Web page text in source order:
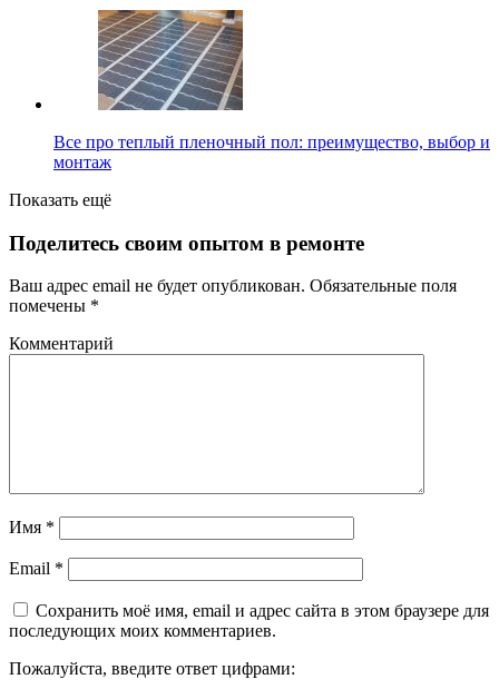
Все про теплый пленочный пол: преимущество, выбор и
монтаж
Показать ещё
Поделитесь своим опытом в ремонте
Ваш адрес email не будет опубликован. Обязательные поля
помечены *
Комментарий
Имя *
Email *
Сохранить моё имя, email и адрес сайта в этом браузере для
последующих моих комментариев.
Пожалуйста, введите ответ цифрами: